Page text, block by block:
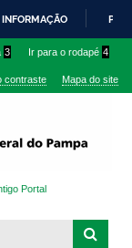
3 Ir para o rodapé 4
contraste Mapa do site
Portal